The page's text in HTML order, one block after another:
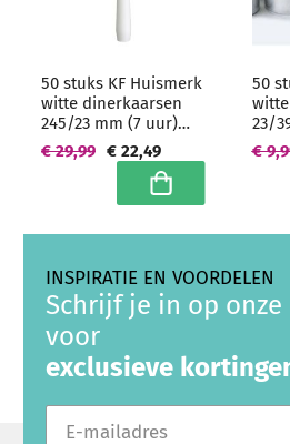
50 stuks KF Huismerk
witte dinerkaarsen
245/23 mm (7 uur)
Hoogwaardige
horeca kwaliteit -
grootverpakking
€ 22,49
€ 29,99
In winkelwagen
50
23/
€
INSPIRATIE EN VOORDELEN
Schrijf je in op
voor
exclusieve